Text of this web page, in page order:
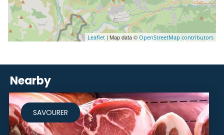
Leaflet | Map data © OpenStreetMap contributors
Nearby
SAVOURER